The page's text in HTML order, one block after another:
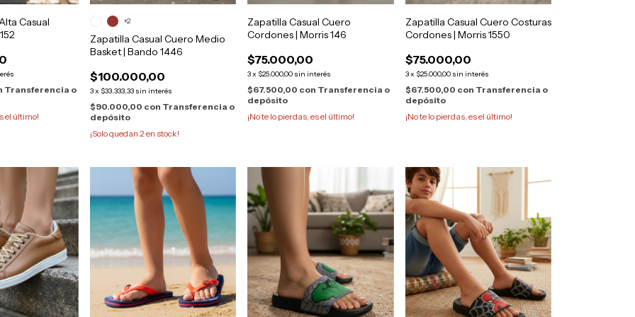
Casual
Transferencia o
el último!
Zapatilla Casual Cuero Medio
Basket | Bando 1446
$100.000,00
3x $33.333,33 sin interés
$90.000,00 con Transferencia o
depósito
¡Solo quedan 2en stock!
+2
Zapatilla Casual Cuero
Cordones | Morris 146
$75.000,00
3x $25.000,00 sin interés
$67.500,00 con Transferencia o
depósito
¡No te lo pierdas, es el último!
Zapatilla Casual Cuero Costuras
Cordones | Morris 1550
$75.000,00
3x $25.000,00 sin interés
$67.500,00 con Transferencia o
depósito
¡No te lo pierdas, es el último!